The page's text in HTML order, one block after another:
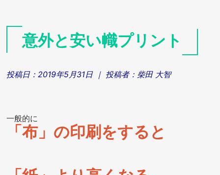
意外と安い幟プリント
投稿日： 2019年5月31日 ｜ 投稿者： 柴田 大智
一般的に
「布」の印刷をすると